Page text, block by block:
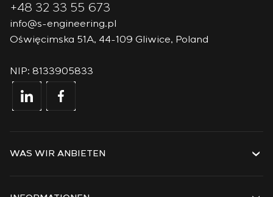
+48 32 33 55 673
info@s-engineering.pl
Oświęcimska 51A, 44-109 Gliwice, Poland
NIP: 8133905833
WAS WIR ANBIETEN